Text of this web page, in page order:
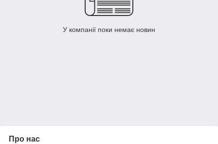
У компанії поки немає новин
Про нас